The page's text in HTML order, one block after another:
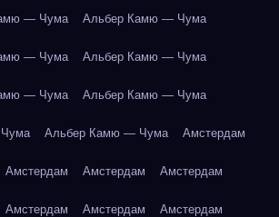
— Чума Альбер Камю — Чума
— Чума Альбер Камю — Чума
— Чума Альбер Камю — Чума
Альбер Камю — Чума Амстердам
Амстердам Амстердам Амстердам
Амстердам Амстердам Амстердам